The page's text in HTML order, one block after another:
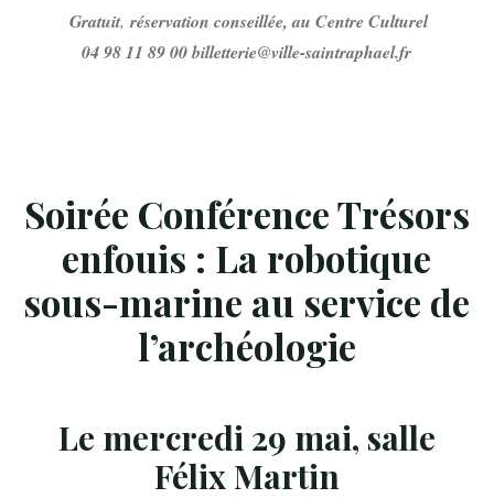
Gratuit,réservation conseillée, au Centre Culturel
04 98 11 89 00 billetterie@ville-saintraphael.fr
Soirée ConférenceTrésors
enfouis : La robotique
sous-marine au service de
l’archéologie
Le mercredi 29 mai, salle
Félix Martin